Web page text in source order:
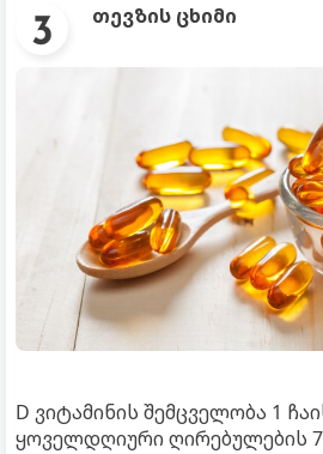
თევზის ცხიმი
D ვიტამინის შემცველობა 1
ყოველდღიური ღირებულების